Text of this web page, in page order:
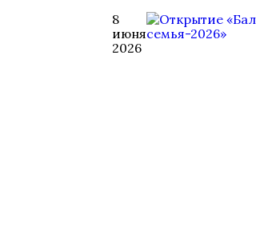
8
июня
2026